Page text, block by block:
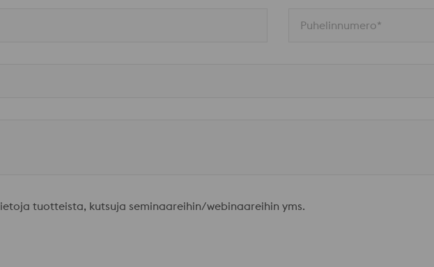
Puhelinnumero*
tuotteista, kutsuja seminaareihin/webinaareihin yms.